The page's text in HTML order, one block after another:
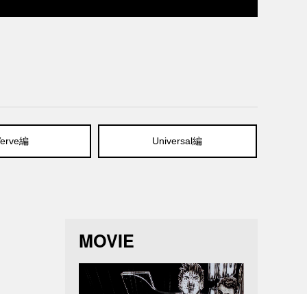
編 Universal編
MOVIE